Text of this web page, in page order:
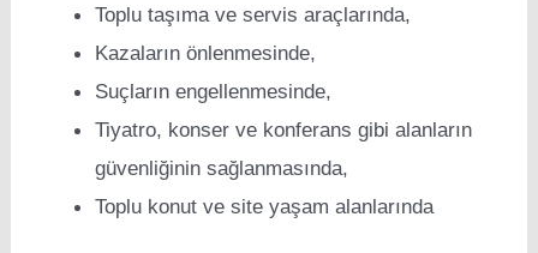
Toplu taşıma ve servis araçlarında,
Kazaların önlenmesinde,
Suçların engellenmesinde,
Tiyatro, konser ve konferans gibi alanların
güvenliğinin sağlanmasında,
Toplu konut ve site yaşam alanlarında